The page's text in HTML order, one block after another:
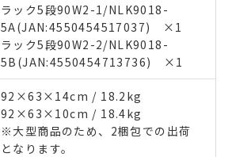
ラック5段90W2-1/NLK9018-
5A(JAN:4550454517037) ×1
ラック5段90W2-2/NLK9018-
5B(JAN:4550454713736) ×1
92×63×14cm / 18.2kg
92×63×10cm / 18.4kg
※大型商品のため、2梱包での出荷
となります。